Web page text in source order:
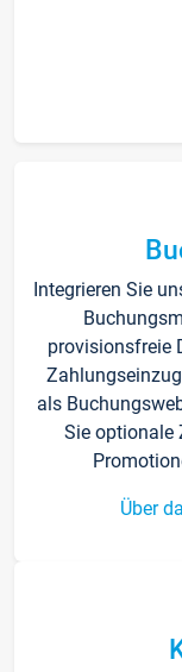
Integrieren Sie
provisionsfreie
als
Sie optionale
Über